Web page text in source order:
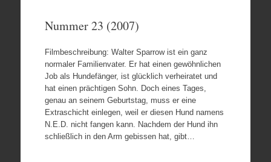
Nummer 23 (2007)
Filmbeschreibung: Walter Sparrow ist ein ganz
normaler Familienvater. Er hat einen gewöhnlichen
Job als Hundefänger, ist glücklich verheiratet und
hat einen prächtigen Sohn. Doch eines Tages,
genau an seinem Geburtstag, muss er eine
Extraschicht einlegen, weil er diesen Hund namens
N.E.D. nicht fangen kann. Nachdem der Hund ihn
schließlich in den Arm gebissen hat, gibt…